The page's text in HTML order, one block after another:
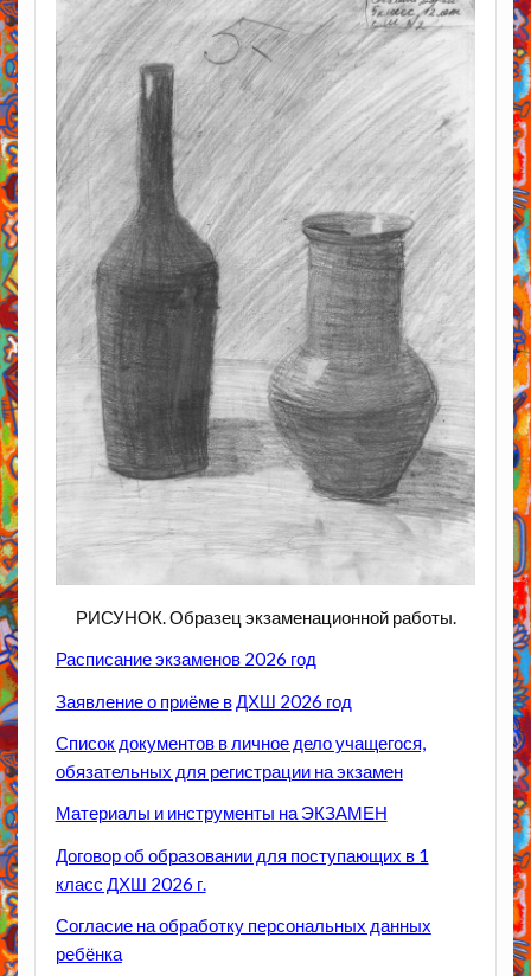
РИСУНОК. Образец экзаменационной работы.
Расписание экзаменов 2026 год
Заявление о приёме в ДХШ 2026 год
Список документов в личное дело учащегося,
обязательных для регистрации на экзамен
Материалы и инструменты на ЭКЗАМЕН
Договор об образовании для поступающих в 1
класс ДХШ 2026 г.
Согласие на обработку персональных данных
ребёнка